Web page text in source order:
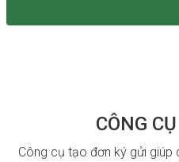
CÔNG
Công cụ tạo đơn ký gửi giúp